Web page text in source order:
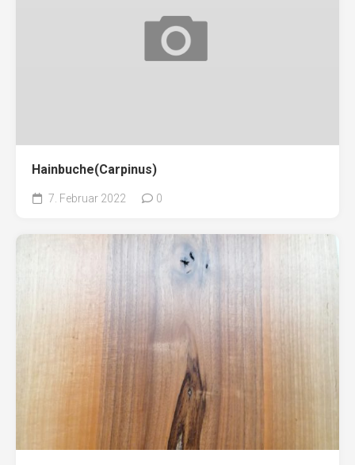
Hainbuche(Carpinus)
7. Februar 2022 0